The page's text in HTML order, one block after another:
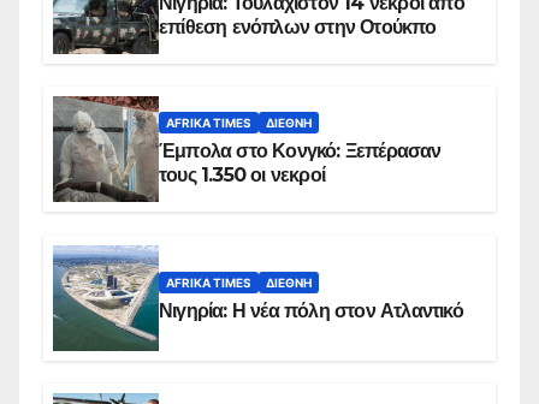
επίθεση ενόπλων στην Οτούκπο
AFRIKA TIMES ΔΙΕΘΝΉ
Έμπολα στο Κονγκό: Ξεπέρασαν
τους 1.350 οι νεκροί
AFRIKA TIMES ΔΙΕΘΝΉ
Νιγηρία: Η νέα πόλη στον Ατλαντικό